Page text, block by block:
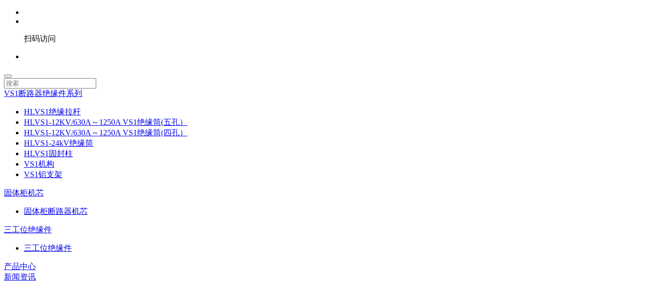
扫码访问
VS1断路器绝缘件系列
HLVS1绝缘拉杆
HLVS1-12KV/630A～1250A VS1绝缘筒(五孔）
HLVS1-12KV/630A～1250A VS1绝缘筒(四孔）
HLVS1-24kV绝缘筒
HLVS1固封柱
VS1机构
VS1铝支架
固体柜机芯
固体柜断路器机芯
三工位绝缘件
三工位绝缘件
产品中心
新闻资讯